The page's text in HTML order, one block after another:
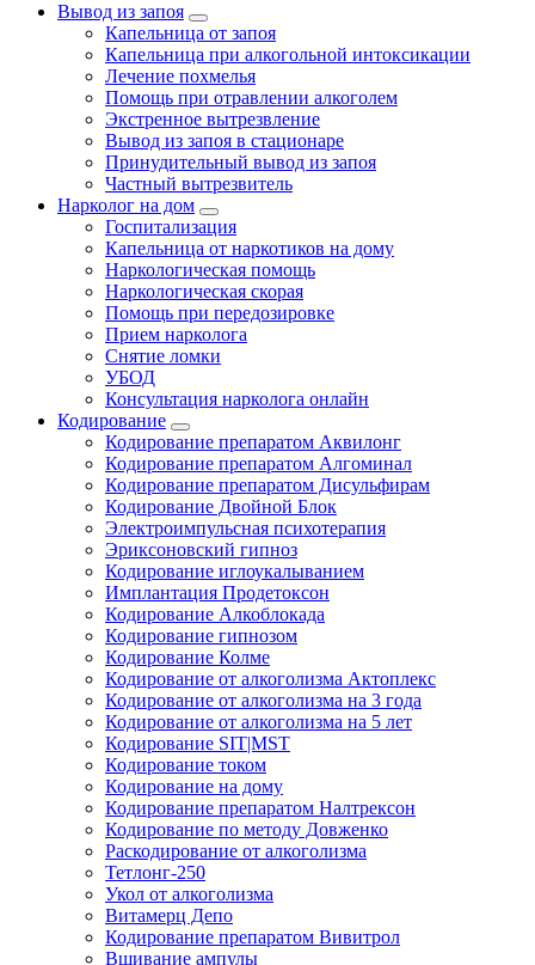
Вывод из запоя
Капельница от запоя
Капельница при алкогольной интоксикации
Лечение похмелья
Помощь при отравлении алкоголем
Экстренное вытрезвление
Вывод из запоя в стационаре
Принудительный вывод из запоя
Частный вытрезвитель
Нарколог на дом
Госпитализация
Капельница от наркотиков на дому
Наркологическая помощь
Наркологическая скорая
Помощь при передозировке
Прием нарколога
Снятие ломки
УБОД
Консультация нарколога онлайн
Кодирование
Кодирование препаратом Аквилонг
Кодирование препаратом Алгоминал
Кодирование препаратом Дисульфирам
Кодирование Двойной Блок
Электроимпульсная психотерапия
Эриксоновский гипноз
Кодирование иглоукалыванием
Имплантация Продетоксон
Кодирование Алкоблокада
Кодирование гипнозом
Кодирование Колме
Кодирование от алкоголизма Актоплекс
Кодирование от алкоголизма на 3 года
Кодирование от алкоголизма на 5 лет
Кодирование SIT|MST
Кодирование током
Кодирование на дому
Кодирование препаратом Налтрексон
Кодирование по методу Довженко
Раскодирование от алкоголизма
Тетлонг-250
Укол от алкоголизма
Витамерц Депо
Кодирование препаратом Вивитрол
Вшивание ампулы